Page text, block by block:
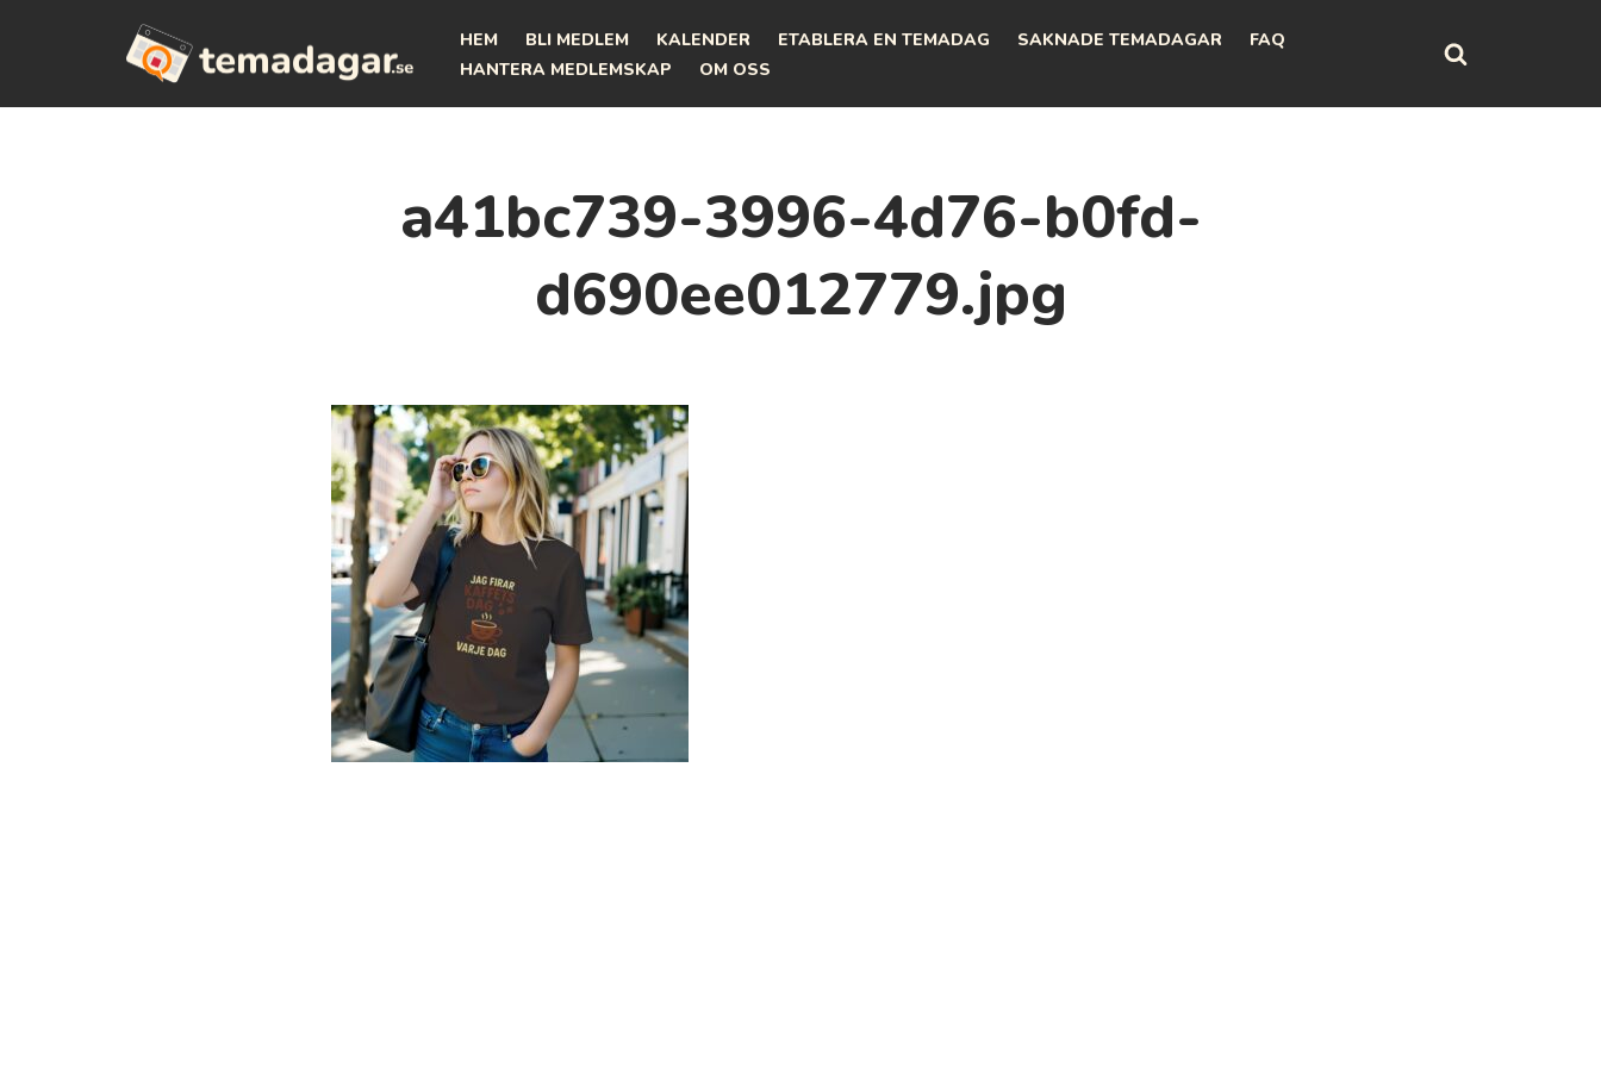
HEM BLI MEDLEM KALENDER ETABLERA EN TEMADAG SAKNADE TEMADAGAR
FAQ
HANTERA MEDLEMSKAP
OM OSS
a41bc739-3996-4d76-b0fd-
d690ee012779.jpg